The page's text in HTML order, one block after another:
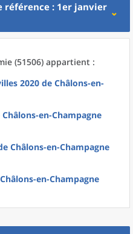
référence : 1er janvier
(51506) appartient :
2020 de Châlons-en-
Châlons-en-Champagne
Châlons-en-Champagne
Châlons-en-Champagne